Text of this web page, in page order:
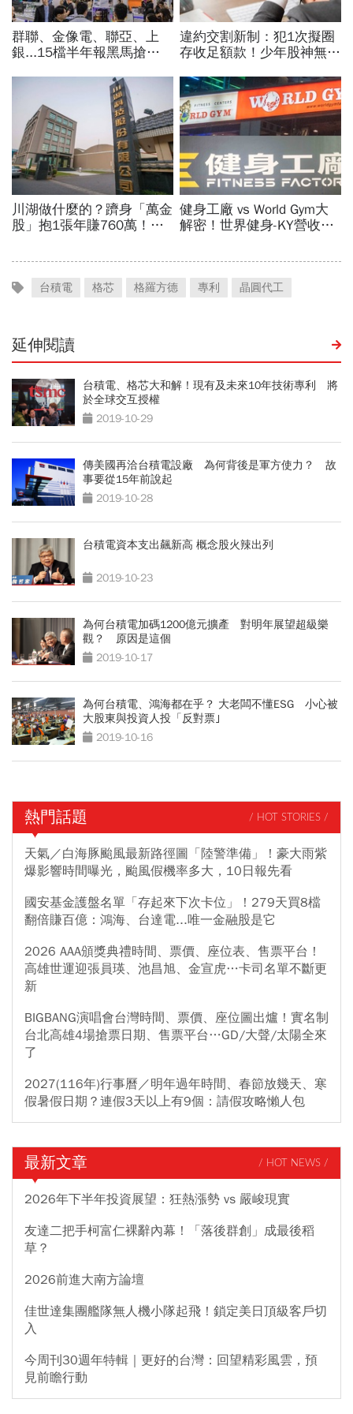
台積電 格芯 格羅方德 專利 晶圓代工
延伸閱讀
台積電、格芯大和解！現有及未來10年技術專利 將
於全球交互授權
2019-10-29
傳美國再洽台積電設廠 為何背後是軍方使力？ 故
事要從15年前說起
2019-10-28
台積電資本支出飆新高 概念股火辣出列
2019-10-23
為何台積電加碼1200億元擴產 對明年展望超級樂
觀？ 原因是這個
2019-10-17
為何台積電、鴻海都在乎？ 大老闆不懂ESG 小心被
大股東與投資人投「反對票｣
2019-10-16
熱門話題 / HOT STORIES /
天氣／白海豚颱風最新路徑圖「陸警準備」！豪大雨紫
爆影響時間曝光，颱風假機率多大，10日報先看
國安基金護盤名單「存起來下次卡位」！279天買8檔
翻倍賺百億：鴻海、台達電...唯一金融股是它
2026 AAA頒獎典禮時間、票價、座位表、售票平台！
高雄世運迎張員瑛、池昌旭、金宣虎…卡司名單不斷更
新
BIGBANG演唱會台灣時間、票價、座位圖出爐！實名制
台北高雄4場搶票日期、售票平台…GD/大聲/太陽全來
了
2027(116年)行事曆／明年過年時間、春節放幾天、寒
假暑假日期？連假3天以上有9個：請假攻略懶人包
最新文章 / HOT NEWS /
2026年下半年投資展望：狂熱漲勢 vs 嚴峻現實
友達二把手柯富仁裸辭內幕！「落後群創」成最後稻
草？
2026前進大南方論壇
佳世達集團艦隊無人機小隊起飛！鎖定美日頂級客戶切
入
今周刊30週年特輯｜更好的台灣：回望精彩風雲，預
見前瞻行動